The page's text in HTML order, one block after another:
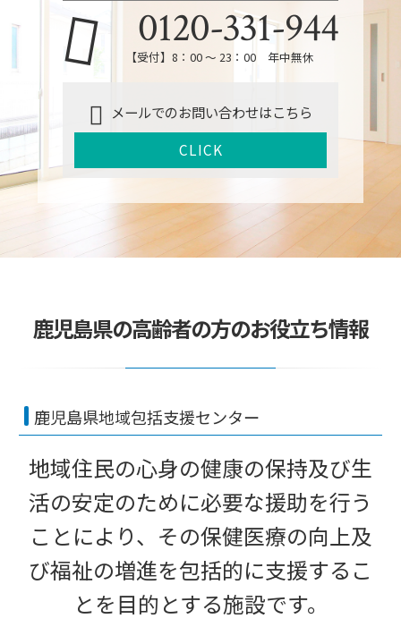
0120-331-944
【受付】8：00 ～ 23：00 年中無休
メールでのお問い合わせはこちら
CLICK
鹿児島県の高齢者の方のお役立ち情報
鹿児島県地域包括支援センター
地域住民の心身の健康の保持及び生
活の安定のために必要な援助を行う
ことにより、その保健医療の向上及
び福祉の増進を包括的に支援するこ
とを目的とする施設です。